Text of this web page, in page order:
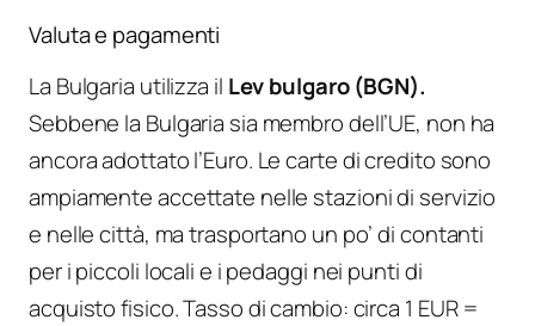
Valuta e pagamenti
La Bulgaria utilizza il Lev bulgaro (BGN).
Sebbene la Bulgaria sia membro dell’UE, non ha
ancora adottato l’Euro. Le carte di credito sono
ampiamente accettate nelle stazioni di servizio
e nelle città, ma trasportano un po’ di contanti
per i piccoli locali e i pedaggi nei punti di
acquisto fisico. Tasso di cambio: circa 1 EUR =